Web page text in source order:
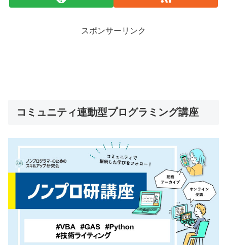
スポンサーリンク
コミュニティ連動型プログラミング講座